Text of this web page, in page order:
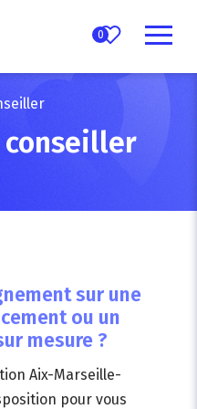
0
conseiller
sur une
ou un
mesure ?
Aix-Marseille-
pour vous